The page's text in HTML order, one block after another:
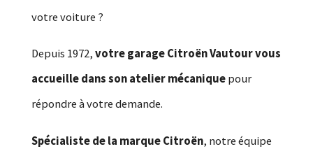
votre voiture ?
Depuis 1972,votre garage Citroën Vautour vous
accueille dans son atelier mécaniquepour
répondre à votre demande.
Spécialiste de la marque Citroën, notre équipe